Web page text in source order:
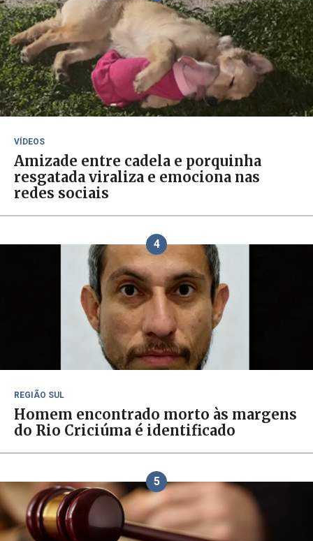
VÍDEOS
Amizade entre cadela e porquinha
resgatada viraliza e emociona nas
redes sociais
4
REGIÃO SUL
Homem encontrado morto às margens
do Rio Criciúma é identificado
5